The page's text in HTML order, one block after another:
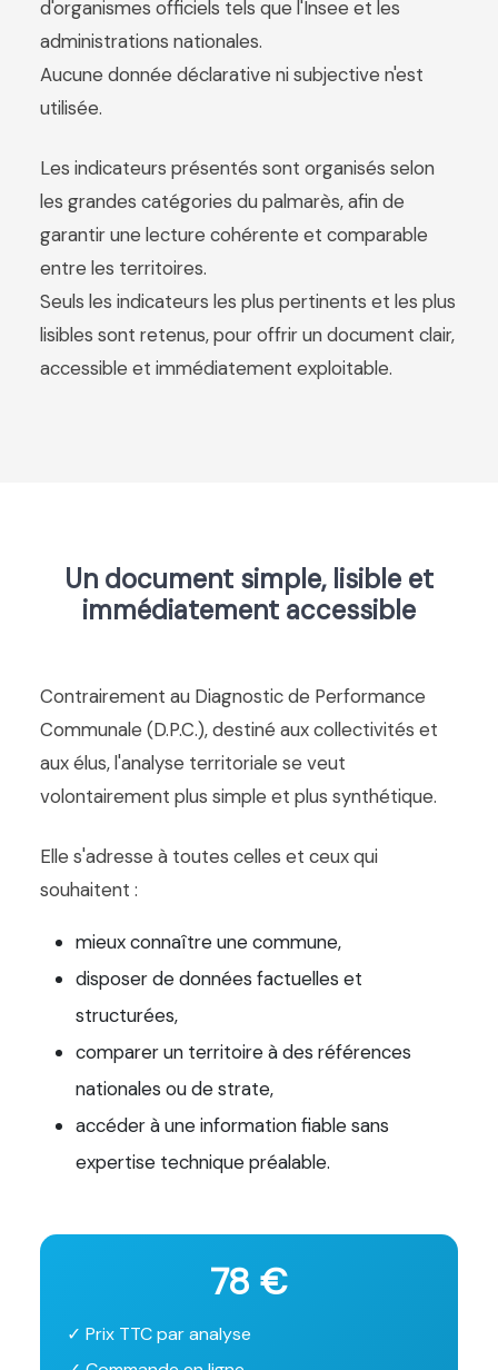
d'organismes officiels tels que l'Insee et les
administrations nationales.
Aucune donnée déclarative ni subjective n'est
utilisée.
Les indicateurs présentés sont organisés selon
les grandes catégories du palmarès, afin de
garantir une lecture cohérente et comparable
entre les territoires.
Seuls les indicateurs les plus pertinents et les plus
lisibles sont retenus, pour offrir un document clair,
accessible et immédiatement exploitable.
Un document simple, lisible et
immédiatement accessible
Contrairement au Diagnostic de Performance
Communale (D.P.C.), destiné aux collectivités et
aux élus, l'analyse territoriale se veut
volontairement plus simple et plus synthétique.
Elle s'adresse à toutes celles et ceux qui
souhaitent :
mieux connaître une commune,
disposer de données factuelles et
structurées,
comparer un territoire à des références
nationales ou de strate,
accéder à une information fiable sans
expertise technique préalable.
78 €
✓ Prix TTC par analyse